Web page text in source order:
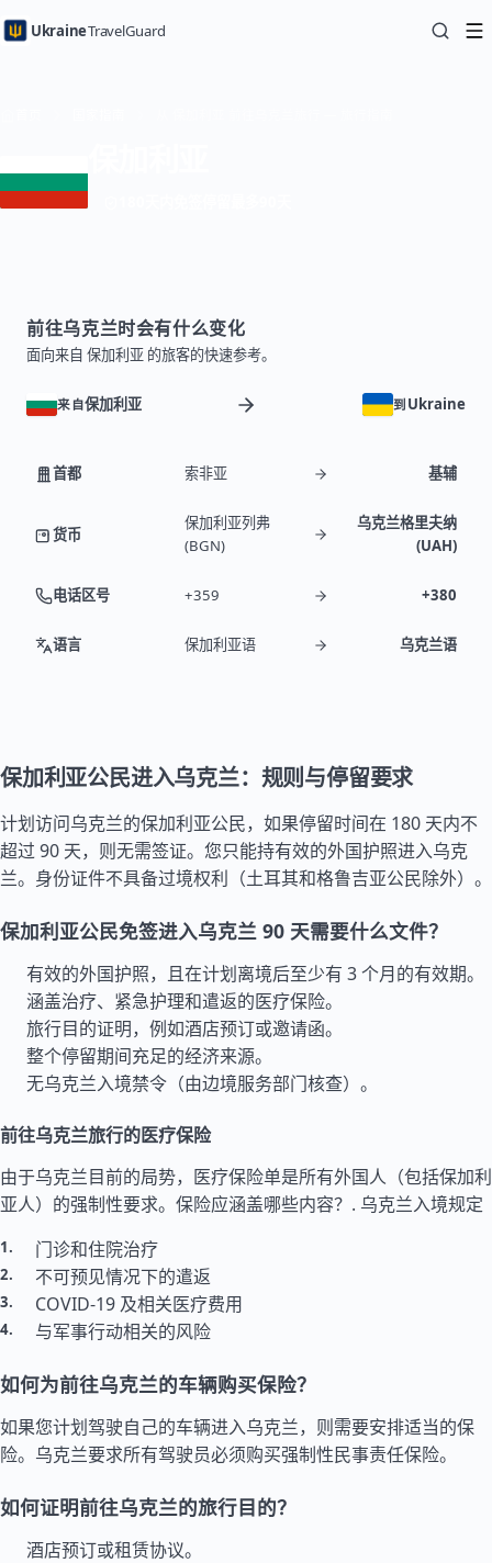
UkraineTravelGuard
前往乌克兰时会有什么变化
面向来自 保加利亚 的旅客的快速参考。
来自保加利亚 到 Ukraine
首都 索非亚 基辅
货币
保加利亚列弗
(BGN)
乌克兰格里夫纳
(UAH)
电话区号 +359 +380
语言 保加利亚语 乌克兰语
保加利亚公民进入乌克兰：规则与停留要求
计划访问乌克兰的保加利亚公民，如果停留时间在 180 天内不
超过 90 天，则无需签证。您只能持有效的外国护照进入乌克
兰。身份证件不具备过境权利（土耳其和格鲁吉亚公民除外）。
保加利亚公民免签进入乌克兰 90 天需要什么文件？
有效的外国护照，且在计划离境后至少有 3 个月的有效期。
涵盖治疗、紧急护理和遣返的医疗保险。
旅行目的证明，例如酒店预订或邀请函。
整个停留期间充足的经济来源。
无乌克兰入境禁令（由边境服务部门核查）。
前往乌克兰旅行的医疗保险
由于乌克兰目前的局势，医疗保险单是所有外国人（包括保加利
亚人）的强制性要求。保险应涵盖哪些内容？. 乌克兰入境规定
门诊和住院治疗
不可预见情况下的遣返
COVID-19 及相关医疗费用
与军事行动相关的风险
如何为前往乌克兰的车辆购买保险？
如果您计划驾驶自己的车辆进入乌克兰，则需要安排适当的保
险。乌克兰要求所有驾驶员必须购买强制性民事责任保险。
如何证明前往乌克兰的旅行目的？
酒店预订或租赁协议。